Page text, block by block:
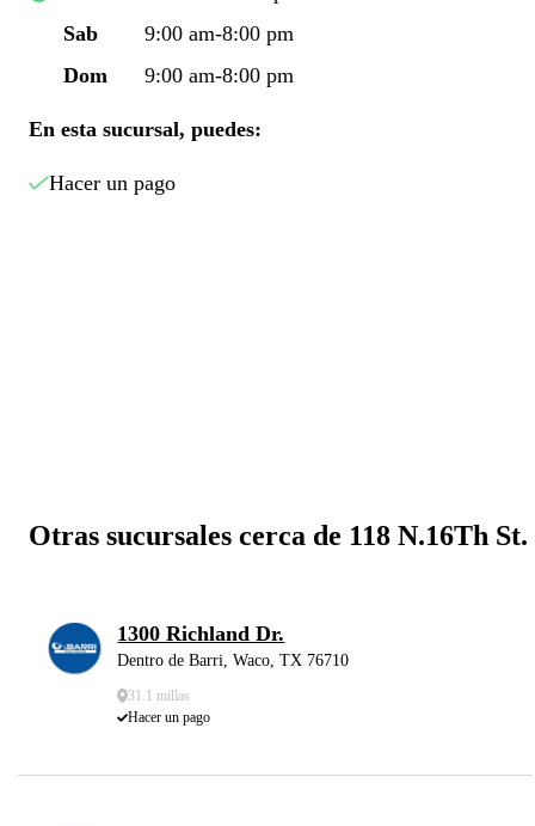
Sab
9:00 am-8:00 pm
Dom
9:00 am-8:00 pm
En esta sucursal, puedes:
Hacer un pago
Otras sucursales cerca de 118 N.16Th St.
1300 Richland Dr.
Dentro de Barri, Waco, TX 76710
31.1 millas
Hacer un pago